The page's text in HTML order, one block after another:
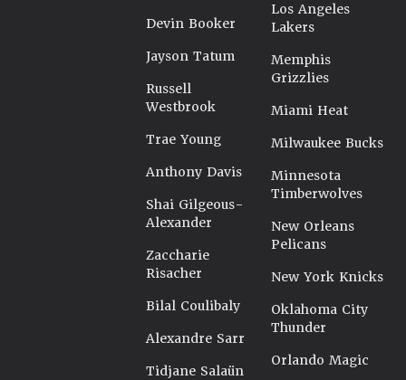
Devin Booker
Jayson Tatum
Russell
Westbrook
Trae Young
Anthony Davis
Shai Gilgeous-
Alexander
Zaccharie
Risacher
Bilal Coulibaly
Alexandre Sarr
Tidjane Salaün
Los Angeles
Lakers
Memphis
Grizzlies
Miami Heat
Milwaukee Bucks
Minnesota
Timberwolves
New Orleans
Pelicans
New York Knicks
Oklahoma City
Thunder
Orlando Magic